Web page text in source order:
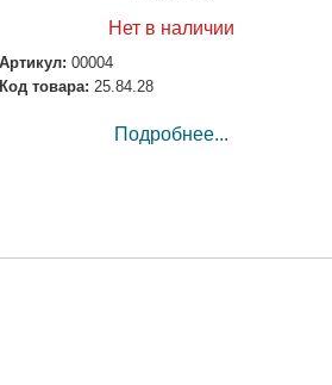
Нет в наличии
Артикул: 00004
Код товара: 25.84.28
Подробнее...